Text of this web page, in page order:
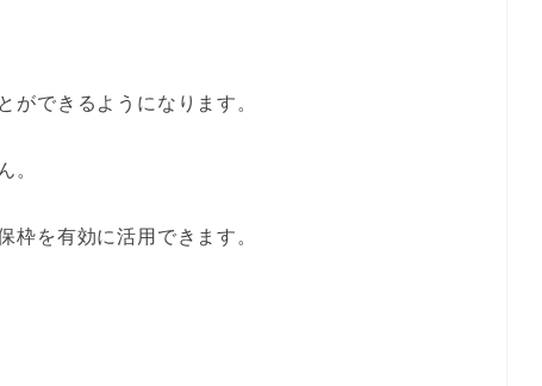
ができるようになります。
。
枠を有効に活用できます。